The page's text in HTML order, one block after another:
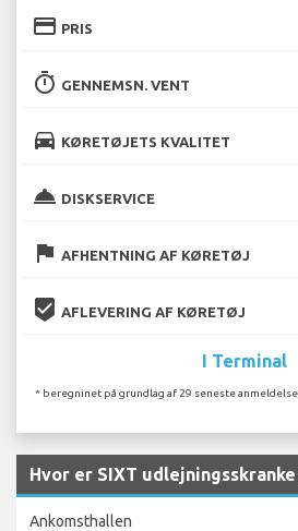
credit_card PRIS
timer GENNEMSN. VENT
directions_car KØRETØJETS KVALITET
room_service DISKSERVICE
flag AFHENTNING AF KØRETØJ
beenhere AFLEVERING AF KØRETØJ
I Terminal
* beregninet på grundlag af 29 seneste
Hvor er SIXT
Ankomsthallen